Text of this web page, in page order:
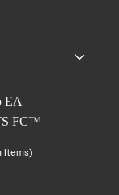
Items)